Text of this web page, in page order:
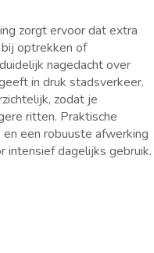
zorgt ervoor dat extra
optrekken of
nagedacht over
in druk stadsverkeer.
zodat je
ritten. Praktische
een robuuste afwerking
intensief dagelijks gebruik.